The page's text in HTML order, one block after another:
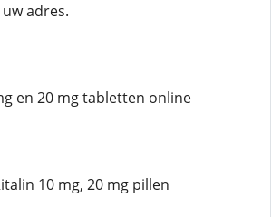
adres.
en 20 mg tabletten online
10 mg, 20 mg pillen